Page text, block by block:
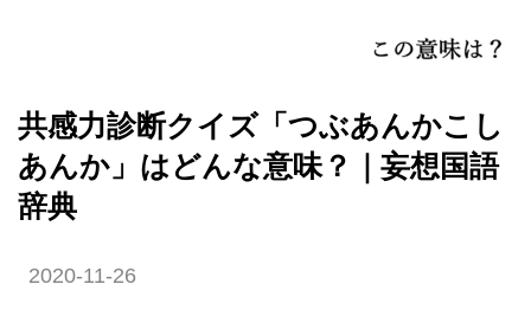
共感力診断クイズ「つぶあんかこし
あんか」はどんな意味？｜妄想国語
辞典
2020-11-26